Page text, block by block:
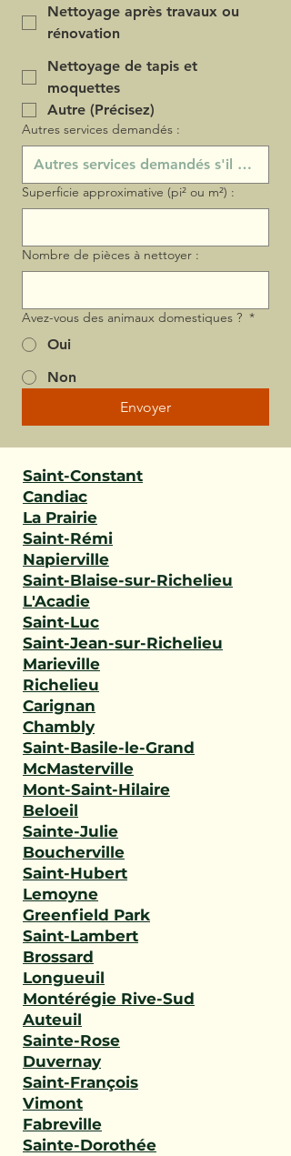
Nettoyage après travaux ou
rénovation
Nettoyage de tapis et
moquettes
Autre (Précisez)
Autres services demandés :
Superficie approximative (pi² ou m²) :
Nombre de pièces à nettoyer :
Avez-vous des animaux domestiques ? *
Oui
Non
Envoyer
Saint-Constant
Candiac
La Prairie
Saint-Rémi
Napierville
Saint-Blaise-sur-Richelieu
L'Acadie
Saint-Luc
Saint-Jean-sur-Richelieu
Marieville
Richelieu
Carignan
Chambly
Saint-Basile-le-Grand
McMasterville
Mont-Saint-Hilaire
Beloeil
Sainte-Julie
Boucherville
Saint-Hubert
Lemoyne
Greenfield Park
Saint-Lambert
Brossard
Longueuil
Montérégie Rive-Sud
Auteuil
Sainte-Rose
Duvernay
Saint-François
Vimont
Fabreville
Sainte-Dorothée